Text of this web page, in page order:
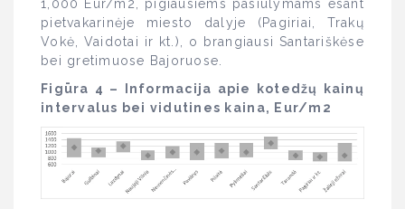
1,000 Eur/m2, pigiausiems pasiūlymams esant
pietvakarinėje miesto dalyje (Pagiriai, Trakų
Vokė, Vaidotai ir kt.), o brangiausi Santariškėse
bei gretimuose Bajoruose.
Figūra 4 – Informacija apie kotedžų kainų
intervalus bei vidutines kaina, Eur/m2